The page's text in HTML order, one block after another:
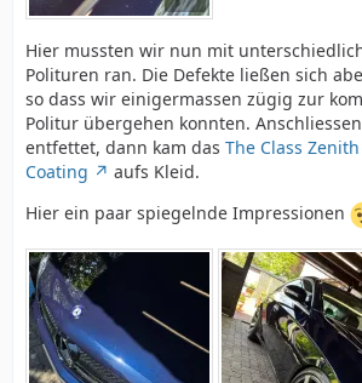
Hier mussten wir nun mit
Polituren ran. Die Defekte ließen sich
so dass wir einigermassen zügig zur
Politur übergehen konnten.
entfettet, dann kam das The Class
Coating
aufs Kleid.
Hier ein paar spiegelnde Impressionen